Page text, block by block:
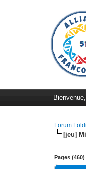
Forum
[jeu]
Pages (460)